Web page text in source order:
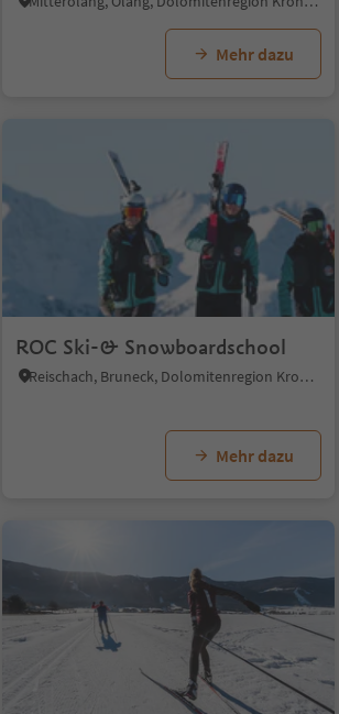
Mehr dazu
ROC Ski-& Snowboardschool
Reischach, Bruneck, Dolomitenregion Kronplatz
Mehr dazu
1/6